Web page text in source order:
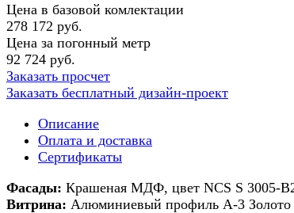
Цена в базовой комлектации
278 172 руб.
Цена за погонный метр
92 724 руб.
Заказать просчет
Заказать бесплатный дизайн-проект
Описание
Оплата и доставка
Сертификаты
Фасады: Крашеная МДФ, цвет NCS S 3005-
Витрина: Алюминиевый профиль А-3 Золото